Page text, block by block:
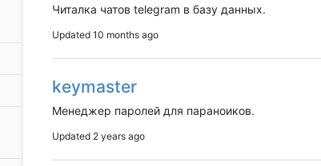
Читалка чатов telegram в базу данных.
Updated
keymaster
Менеджер паролей для параноиков.
Updated